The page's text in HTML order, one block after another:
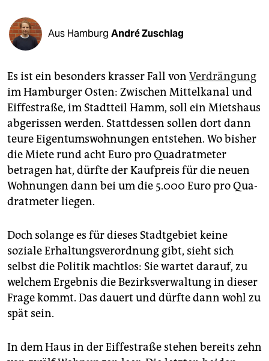
shop
fragen & hilfe
abo
genossenschaft
epaper login
Aus Hamburg André Zuschlag
Es ist ein besonders krasser Fall von Verdrängung
im Hamburger Osten: Zwischen Mittelkanal und
Eiffestraße, im Stadtteil Hamm, soll ein Mietshaus
abgerissen werden. Stattdessen sollen dort dann
teure Eigentumswohnungen entstehen. Wo bisher
die Miete rund acht Euro pro Quadratmeter
betragen hat, dürfte der Kaufpreis für die neuen
Wohnungen dann bei um die 5.000 Euro pro Qua­
dratmeter liegen.
Doch solange es für dieses Stadtgebiet keine
soziale Erhaltungsverordnung gibt, sieht sich
selbst die Politik machtlos: Sie wartet darauf, zu
welchem Ergebnis die Bezirksverwaltung in dieser
Frage kommt. Das dauert und dürfte dann wohl zu
spät sein.
In dem Haus in der Eiffestraße stehen bereits zehn